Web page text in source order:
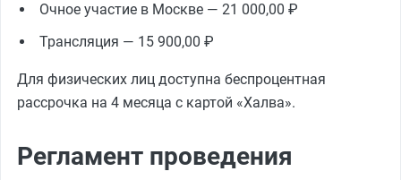
Очное участие в Москве — 21 000,00 ₽
Трансляция — 15 900,00 ₽
Для физических лиц доступна беспроцентная
рассрочка на 4 месяца с картой «Халва».
Регламент проведения